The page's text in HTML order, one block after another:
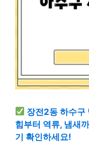
장전2동 하수구
힘부터 역류, 냄새
기 확인하세요!